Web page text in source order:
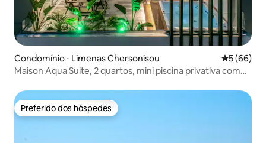
Condomínio ⋅ Limenas Chersonisou 5 de uma
5 (66)
Maison Aqua Suite, 2 quartos, mini piscina privativa com
Preferido dos hóspedes
Preferido dos hóspedes